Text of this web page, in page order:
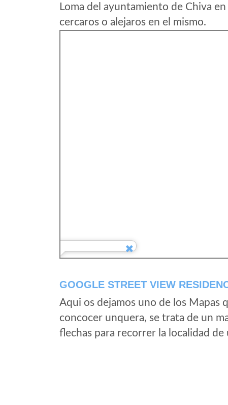
Loma del ayuntamiento de Chiva
cercaros o alejaros en el mismo.
GOOGLE STREET VIEW
Aqui os dejamos uno de los Mapas
concocer unquera, se trata de un
flechas para recorrer la localidad de